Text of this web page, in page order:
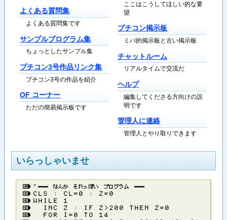
よくある質問集
よくある質問集です
サンプルプログラム集
ちょっとしたサンプル集
プチコン3号作品リンク集
プチコン3号の作品を紹介
OF コーナー
ただの簡易掲示板です
ここはこうしてほしい的な要
望
プチコン掲示板
ミバ的掲示板と古い掲示板
チャットルーム
リアルタイムで交流だ
ヘルプ
編集してくださる方向けの説
明です
管理人に連絡
管理人とやり取りできます
いらっしゃいませ
’​─​─​ ​な​ん​か​ ​そ​れ​っ​ぽ​い​ ​プ​ロ​グ​ラ​ム​ ​─​─
Ｃ​Ｌ​Ｓ​ ​：​ ​Ｃ​Ｌ​＝​０​ ​：​ ​Ｚ​＝​０
Ｗ​Ｈ​Ｉ​Ｌ​Ｅ​ ​１
​ ​Ｉ​Ｎ​Ｃ​ ​Ｚ​ ​：​ ​Ｉ​Ｆ​ ​Ｚ​＞​２​０​０​ ​Ｔ​Ｈ​Ｅ​Ｎ​ ​Ｚ​＝​０
​ ​Ｆ​Ｏ​Ｒ​ ​Ｉ​＝​０​ ​Ｔ​Ｏ​ ​１​４